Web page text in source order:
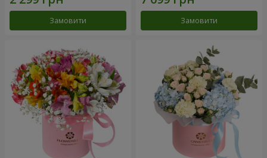
Замовити Замовити